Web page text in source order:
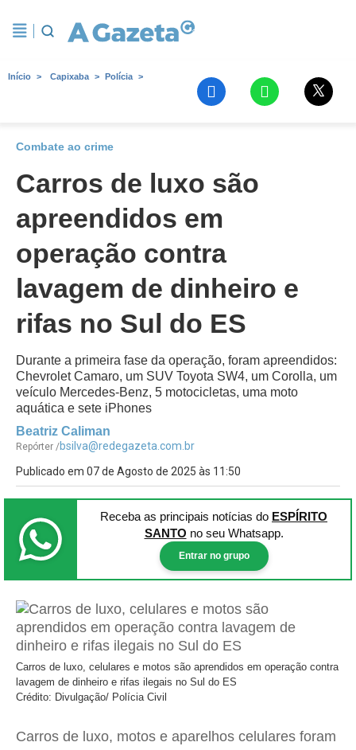
Início Capixaba Polícia
Combate ao crime
Carros de luxo são
apreendidos em
operação contra
lavagem de dinheiro e
rifas no Sul do ES
Durante a primeira fase da operação, foram apreendidos:
Chevrolet Camaro, um SUV Toyota SW4, um Corolla, um
veículo Mercedes-Benz, 5 motocicletas, uma moto
aquática e sete iPhones
Beatriz Caliman
Repórter /bsilva@redegazeta.com.br
Publicado em 07 de Agosto de 2025 às 11:50
Receba as principais notícias do ESPÍRITO
SANTO no seu Whatsapp.
Entrar no grupo
Carros de luxo, celulares e motos são aprendidos em operação contra
lavagem de dinheiro e rifas ilegais no Sul do ES
Crédito: Divulgação/ Polícia Civil
Carros de luxo, motos e aparelhos celulares foram